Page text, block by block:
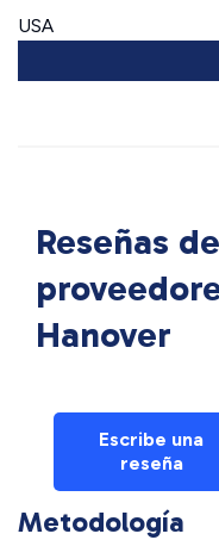
USA
Reseñas
Hanover
Escribe una
reseña
Metodología